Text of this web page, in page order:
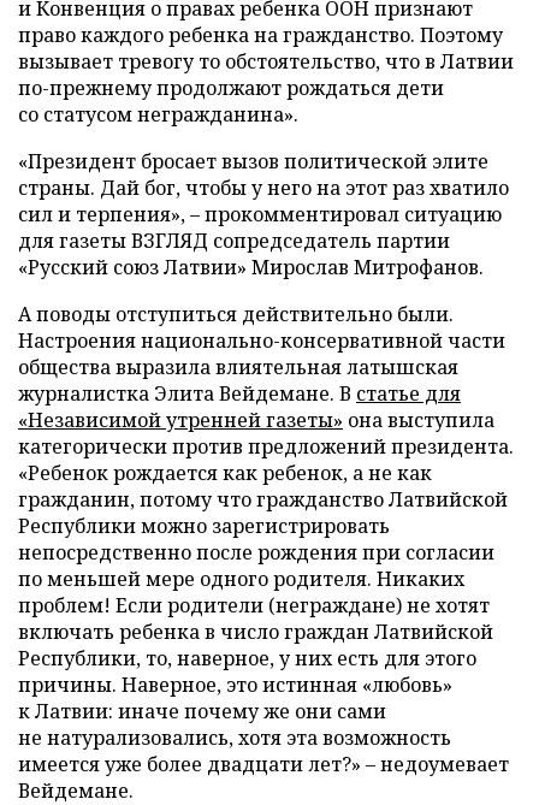
и Конвенция о правах ребенка ООН признают
право каждого ребенка на гражданство. Поэтому
вызывает тревогу то обстоятельство, что в Латвии
по-прежнему продолжают рождаться дети
со статусом негражданина».
«Президент бросает вызов политической элите
страны. Дай бог, чтобы у него на этот раз хватило
сил и терпения», – прокомментировал ситуацию
для газеты ВЗГЛЯД сопредседатель партии
«Русский союз Латвии» Мирослав Митрофанов.
А поводы отступиться действительно были.
Настроения национально-консервативной части
общества выразила влиятельная латышская
журналистка Элита Вейдемане. В статье для
«Независимой утренней газеты» она выступила
категорически против предложений президента.
«Ребенок рождается как ребенок, а не как
гражданин, потому что гражданство Латвийской
Республики можно зарегистрировать
непосредственно после рождения при согласии
по меньшей мере одного родителя. Никаких
проблем! Если родители (неграждане) не хотят
включать ребенка в число граждан Латвийской
Республики, то, наверное, у них есть для этого
причины. Наверное, это истинная «любовь»
к Латвии: иначе почему же они сами
не натурализовались, хотя эта возможность
имеется уже более двадцати лет?» – недоумевает
Вейдемане.